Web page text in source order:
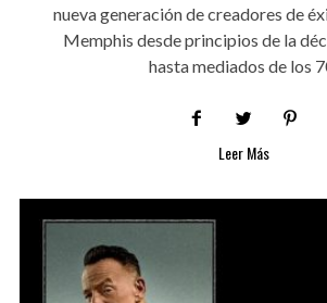
nueva generación de creadores de
Memphis desde principios de la
hasta mediados de los
Leer Más